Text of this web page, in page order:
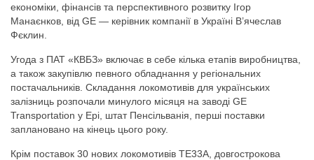
економіки, фінансів та перспективного розвитку Ігор
Манаєнков, від GE — керівник компанії в Україні В’ячеслав
Фєклин.
Угода з ПАТ «КВБЗ» включає в себе кілька етапів виробництва,
а також закупівлю певного обладнання у регіональних
постачальників. Складання локомотивів для українських
залізниць розпочали минулого місяця на заводі GE
Transportation у Ері, штат Пенсільванія, перші поставки
заплановано на кінець цього року.
Крім поставок 30 нових локомотивів TE33A, довгострокова